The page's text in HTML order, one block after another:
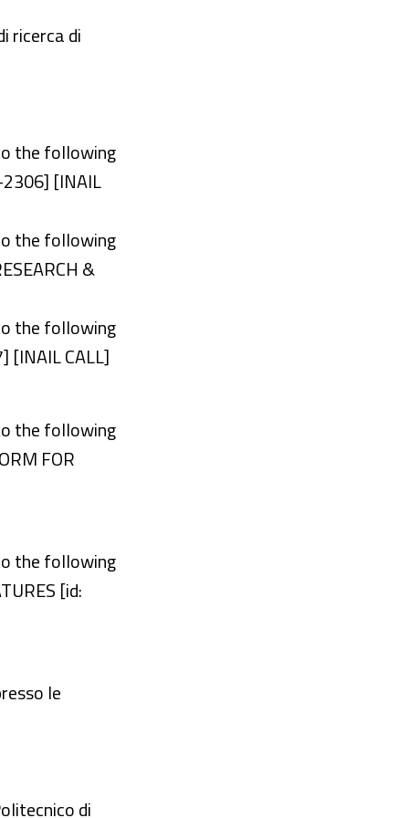
ricerca di
the following
2306] [INAIL
the following
&
the following
[INAIL CALL]
the following
FOR
the following
[id:
le
di